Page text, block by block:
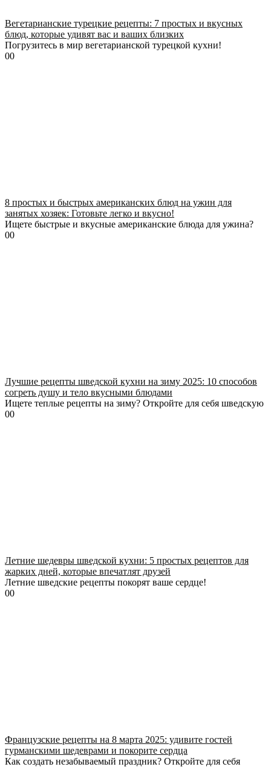
Вегетарианские турецкие рецепты: 7 простых и вкусных
блюд, которые удивят вас и ваших близких
Погрузитесь в мир вегетарианской турецкой кухни!
00
8 простых и быстрых американских блюд на ужин для
занятых хозяек: Готовьте легко и вкусно!
Ищете быстрые и вкусные американские блюда для ужина?
00
Лучшие рецепты шведской кухни на зиму 2025: 10 способов
согреть душу и тело вкусными блюдами
Ищете теплые рецепты на зиму? Откройте для себя шведскую
00
Летние шедевры шведской кухни: 5 простых рецептов для
жарких дней, которые впечатлят друзей
Летние шведские рецепты покорят ваше сердце!
00
Французские рецепты на 8 марта 2025: удивите гостей
гурманскими шедеврами и покорите сердца
Как создать незабываемый праздник? Откройте для себя